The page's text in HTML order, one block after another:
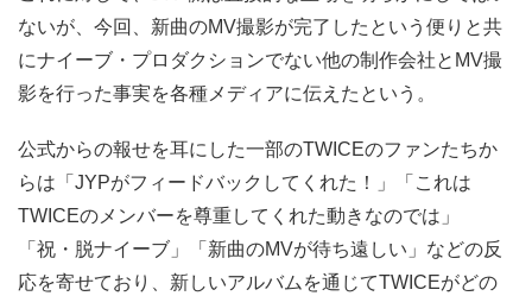
ないが、今回、新曲のMV撮影が完了したという便りと共
にナイーブ・プロダクションでない他の制作会社とMV撮
影を行った事実を各種メディアに伝えたという。
公式からの報せを耳にした一部のTWICEのファンたちか
らは「JYPがフィードバックしてくれた！」「これは
TWICEのメンバーを尊重してくれた動きなのでは」
「祝・脱ナイーブ」「新曲のMVが待ち遠しい」などの反
応を寄せており、新しいアルバムを通じてTWICEがどの